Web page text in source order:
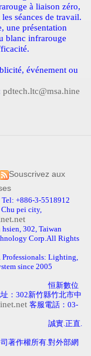
à liaison zéro,
séances de travail.
une présentation
blanc infrarouge
événement ou
pdtech.ltc@msa.hine
Souscrivez aux
3-5518912
Chu pei city,
Taiwan
Corp.All Rights
Lighting,
since 2005
位
： 302新竹縣竹北市中
客服電話： 03-
直.
太陽能儲能
著作權所有.對外部網